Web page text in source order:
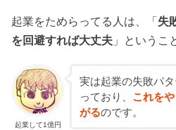
起業をためらってる人は、「 失
を回避すれば大丈夫 」というこ
起業して1億円
実は起業の失敗パ
っており、 これを
がるのです。